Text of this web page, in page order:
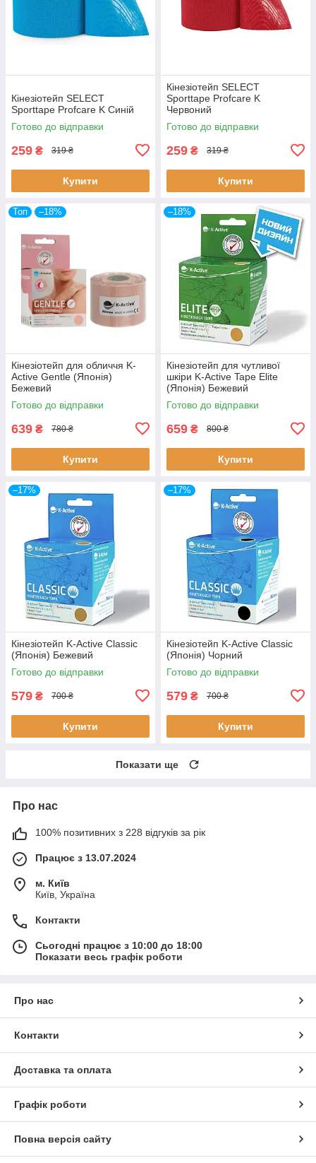
Кінезіотейп SELECT
Sporttape Profcare K Синій
Готово до відправки
259 ₴ 319 ₴
Купити
Кінезіотейп SELECT
Sporttape Profcare K
Червоний
Готово до відправки
259 ₴ 319 ₴
Купити
Топ –18%
Кінезіотейп для обличчя K-
Active Gentle (Японія)
Бежевий
Готово до відправки
639 ₴ 780 ₴
Купити
–18%
Кінезіотейп для чутливої
шкіри K-Active Tape Elite
(Японія) Бежевий
Готово до відправки
659 ₴ 800 ₴
Купити
–17%
Кінезіотейп K-Active Classic
(Японія) Бежевий
Готово до відправки
579 ₴ 700 ₴
Купити
–17%
Кінезіотейп K-Active Classic
(Японія) Чорний
Готово до відправки
579 ₴ 700 ₴
Купити
Показати ще
Про нас
100% позитивних з 228 відгуків за рік
Працює з 13.07.2024
м. Київ
Київ, Україна
Контакти
Сьогодні працює з 10:00 до 18:00
Показати весь графік роботи
Про нас
Контакти
Доставка та оплата
Графік роботи
Повна версія сайту